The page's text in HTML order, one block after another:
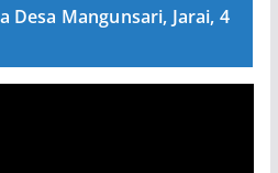
Desa Mangunsari, Jarai, 4